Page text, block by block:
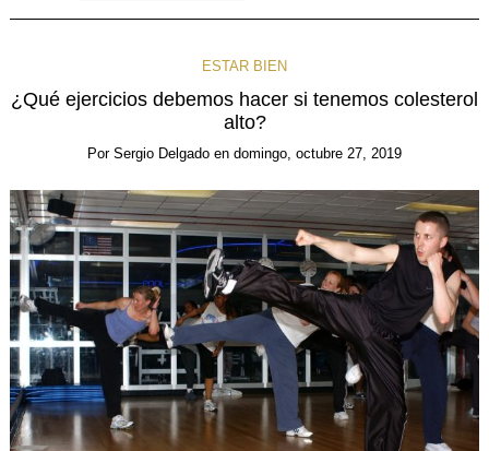
ESTAR BIEN
¿Qué ejercicios debemos hacer si tenemos colesterol
alto?
Por Sergio Delgado en domingo, octubre 27, 2019